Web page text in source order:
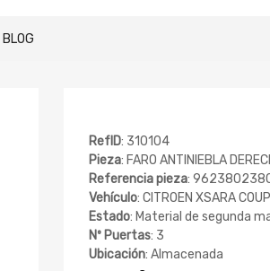
BLOG
RefID: 310104
Pieza: FARO ANTINIEBLA
Referencia pieza:
Vehículo: CITROEN XSARA
Estado: Material de segunda
Nº Puertas: 3
Ubicación: Almacenada